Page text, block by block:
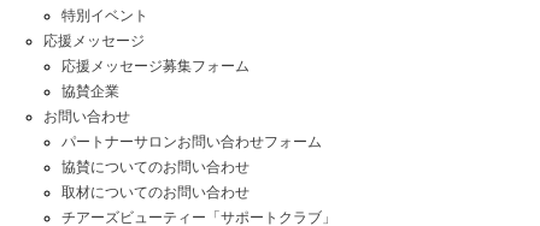
特別イベント
応援メッセージ
応援メッセージ募集フォーム
協賛企業
お問い合わせ
パートナーサロンお問い合わせフォーム
協賛についてのお問い合わせ
取材についてのお問い合わせ
チアーズビューティー「サポートクラブ」